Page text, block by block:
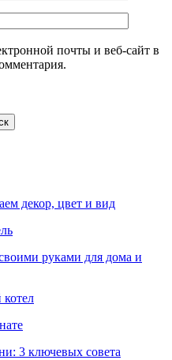
почты и веб-сайт в
декор, цвет и вид
руками для дома и
котел
3 ключевых совета